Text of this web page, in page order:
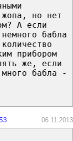
жопа, но нет
А если
бабла
прибором
же, если
бабла -
06.11.2013